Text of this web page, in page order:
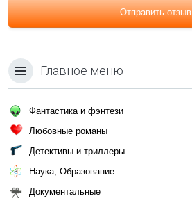
Отправить отзыв
Главное меню
Фантастика и фэнтези
Любовные романы
Детективы и триллеры
Наука, Образование
Документальные